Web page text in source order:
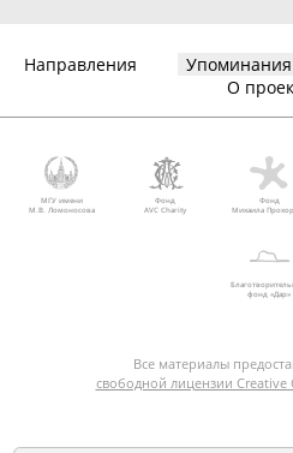
Направления Упоминания
О
МГУ имени
М.В. Ломоносова
Фонд
AVC Charity
Фонд
Михаила
фонд «Дар»
Все материалы
свободной лицензии Creative